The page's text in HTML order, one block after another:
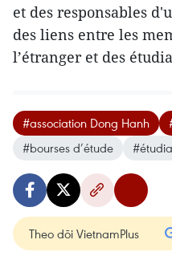
et des responsables
des liens entre les
l’étranger et des
#association Dong Hanh
#bourses d’étude
Theo dõi VietnamPlus